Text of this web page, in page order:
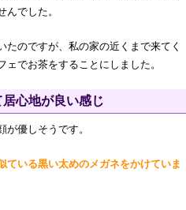
でした。
のですが、私の家の近くまで来てく
でお茶をすることにしました。
心地が良い感じ
優しそうです。
ている黒い太めのメガネをかけていま